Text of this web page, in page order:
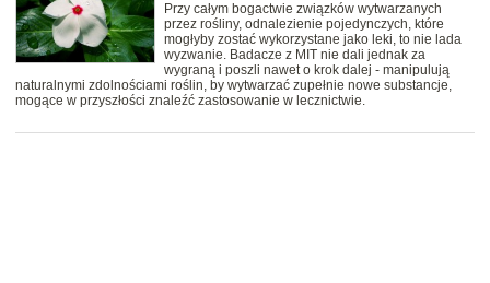
Przy całym bogactwie związków wytwarzanych
przez rośliny, odnalezienie pojedynczych, które
mogłyby zostać wykorzystane jako leki, to nie lada
wyzwanie. Badacze z MIT nie dali jednak za
wygraną i poszli nawet o krok dalej - manipulują
naturalnymi zdolnościami roślin, by wytwarzać zupełnie nowe substancje,
mogące w przyszłości znaleźć zastosowanie w lecznictwie.